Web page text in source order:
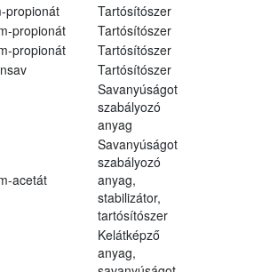
propionát
Tartósítószer
propionát
Tartósítószer
propionát
Tartósítószer
Tartósítószer
Savanyúságot
szabályozó
anyag
acetát
Savanyúságot
szabályozó
anyag,
stabilizátor,
tartósítószer
Kelátképző
anyag,